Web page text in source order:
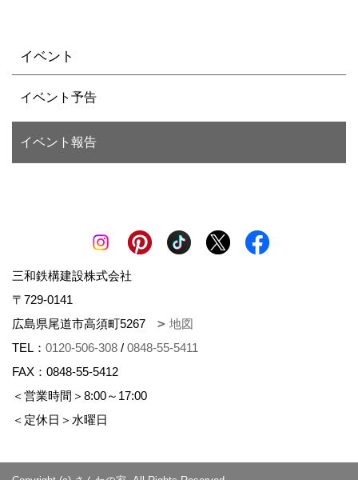
イベント
イベント予告
イベント報告
三和鉄構建設株式会社
〒729-0141
広島県尾道市高須町5267
地図
TEL： 0120-506-308 / 0848-55-5411
FAX：0848-55-5412
＜営業時間＞8:00～17:00
＜定休日＞水曜日